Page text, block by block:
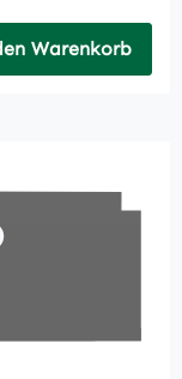
Warenkorb